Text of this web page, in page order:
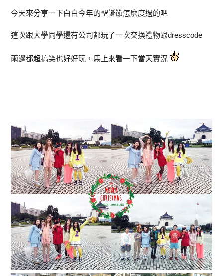
今天來分享一下白白今年的聖誕節怎麼度過的吧
這次跟大學同學還有公司都玩了一次交換禮物跟dresscode
兩邊都超搞笑也好好玩，馬上來看一下當天實況